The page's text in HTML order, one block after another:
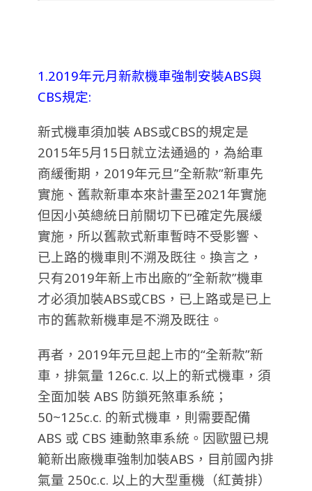
1.2019年元月新款機車強制安裝ABS與
CBS規定:
新式機車須加裝 ABS或CBS的規定是
2015年5月15日就立法通過的，為給車
商緩衝期，2019年元旦”全新款”新車先
實施、舊款新車本來計畫至2021年實施
但因小英總統日前關切下已確定先展緩
實施，所以舊款式新車暫時不受影響、
已上路的機車則不溯及既往。換言之，
只有2019年新上市出廠的”全新款”機車
才必須加裝ABS或CBS，已上路或是已上
市的舊款新機車是不溯及既往。
再者，2019年元旦起上市的“全新款”新
車，排氣量 126c.c. 以上的新式機車，須
全面加裝 ABS 防鎖死煞車系統；
50~125c.c. 的新式機車，則需要配備
ABS 或 CBS 連動煞車系統。因歐盟已規
範新出廠機車強制加裝ABS，目前國內排
氣量 250c.c. 以上的大型重機（紅黃排）